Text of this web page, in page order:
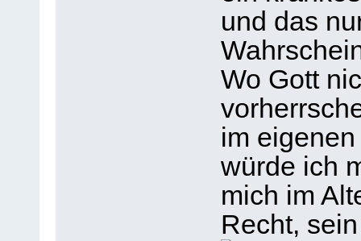
und das
Wo Gott
im
würde ich
mich im
Recht,